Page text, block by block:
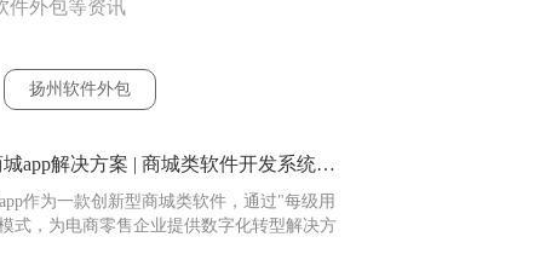
件外包等资讯
扬州软件外包
扬州三三复制公排商城app解决方案 | 商城类软件开发系统架构设计
作为一款创新型商城类软件，通过"每级用
式，为电商零售企业提供数字化转型解决方